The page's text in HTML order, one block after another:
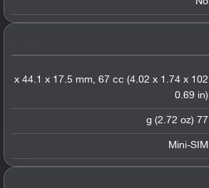
102 x 44.1 x 17.5 mm, 67 cc (4.02 x 1.74 x
0.69 in)
77 g (2.72 oz)
Mini-SIM